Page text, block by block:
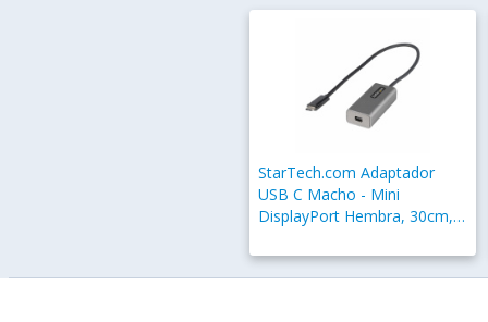
StarTech.com Adaptador
USB C Macho - Mini
DisplayPort Hembra, 30cm,